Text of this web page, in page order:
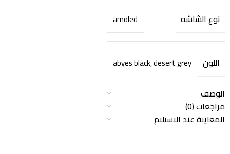
نوع الشاشه amoled
اللون abyes black,desert grey
الوصف
مراجعات (0)
المعاينة عند الاستلام